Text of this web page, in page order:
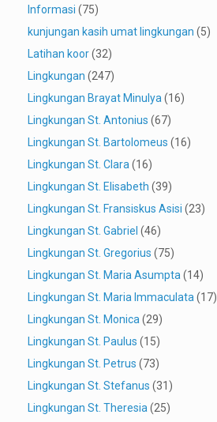
Informasi (75)
kunjungan kasih umat lingkungan (5)
Latihan koor(32)
Lingkungan (247)
Lingkungan Brayat Minulya (16)
Lingkungan St. Antonius (67)
Lingkungan St. Bartolomeus (16)
Lingkungan St. Clara (16)
Lingkungan St. Elisabeth (39)
Lingkungan St. Fransiskus Asisi (23)
Lingkungan St. Gabriel (46)
Lingkungan St. Gregorius (75)
Lingkungan St. Maria Asumpta (14)
Lingkungan St. Maria Immaculata (17)
Lingkungan St. Monica (29)
Lingkungan St. Paulus (15)
Lingkungan St. Petrus (73)
Lingkungan St. Stefanus (31)
Lingkungan St. Theresia (25)